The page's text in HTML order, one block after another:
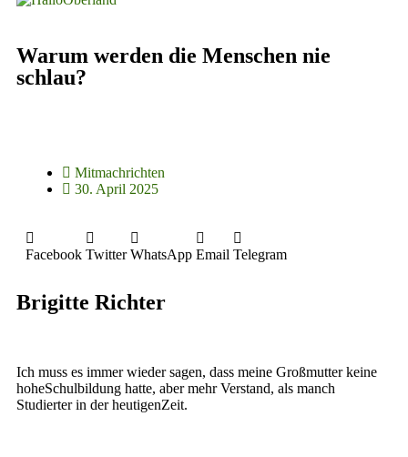
Warum werden die Menschen nie
schlau?
Mitmachrichten
30. April 2025
Facebook Twitter WhatsApp Email Telegram
Brigitte Richter
Ich muss es immer wieder sagen, dass meine Großmutter keine
hoheSchulbildung hatte, aber mehr Verstand, als manch
Studierter in der heutigenZeit.